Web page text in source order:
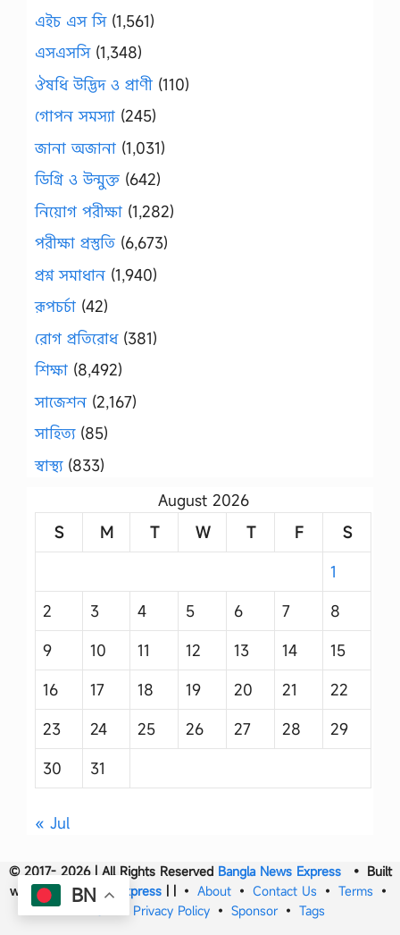
এইচ এস সি(1,561)
এসএসসি(1,348)
ঔষধি উদ্ভিদ ও প্রাণী (110)
গোপন সমস্যা (245)
জানা অজানা (1,031)
ডিগ্রি ও উন্মুক্ত (642)
নিয়োগ পরীক্ষা (1,282)
পরীক্ষা প্রস্তুতি (6,673)
প্রশ্ন সমাধান (1,940)
রূপচর্চা (42)
রোগ প্রতিরোধ(381)
শিক্ষা (8,492)
সাজেশন (2,167)
সাহিত্য(85)
স্বাস্থ্য(833)
August 2026
S
M T W T F
S
1
2
3 4 5 6 7
8
9
10 11 12 13 14
15
16
17 18 19 20 21
22
23
24 25 26 27 28
29
30
31
« Jul
© 2017- 2026 | All Rights Reserved Bangla News Express• Built
withBangla News Express | | • About • Contact Us • Terms •
Privacy Policy • Sponsor • Tags
BN